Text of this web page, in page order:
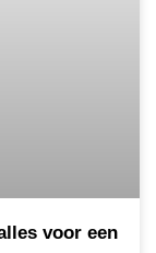
voor een